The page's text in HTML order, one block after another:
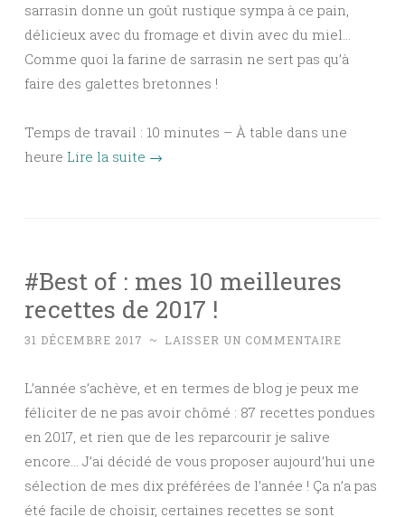
sarrasin donne un goût rustique sympa à ce pain,
délicieux avec du fromage et divin avec du miel…
Comme quoi la farine de sarrasin ne sert pas qu’à
faire des galettes bretonnes !
Temps de travail : 10 minutes – À table dans une
heure Lire la suite →
#Best of : mes 10 meilleures
recettes de 2017 !
31 DÉCEMBRE 2017 ~ LAISSER UN COMMENTAIRE
L’année s’achève, et en termes de blog je peux me
féliciter de ne pas avoir chômé : 87 recettes pondues
en 2017, et rien que de les reparcourir je salive
encore… J’ai décidé de vous proposer aujourd’hui une
sélection de mes dix préférées de l’année ! Ça n’a pas
été facile de choisir, certaines recettes se sont